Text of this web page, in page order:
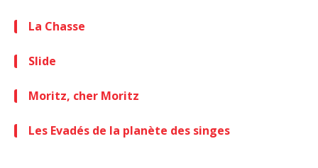
La Chasse
Slide
Moritz, cher Moritz
Les Evadés de la planète des singes